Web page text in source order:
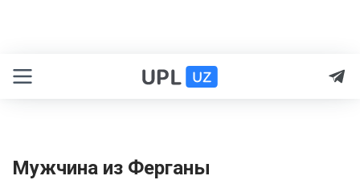
Мужчина из Ферганы